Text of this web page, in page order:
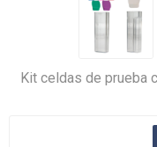
Kit celdas de prueba